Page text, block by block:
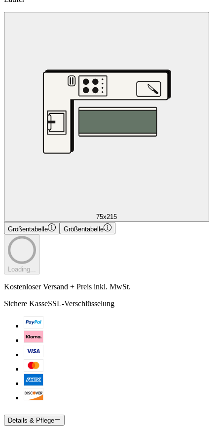
75x215
Größentabelle
Größentabelle
Loading...
Kostenloser Versand + Preis inkl. MwSt.
Sichere KasseSSL-Verschlüsselung
Details & Pflege